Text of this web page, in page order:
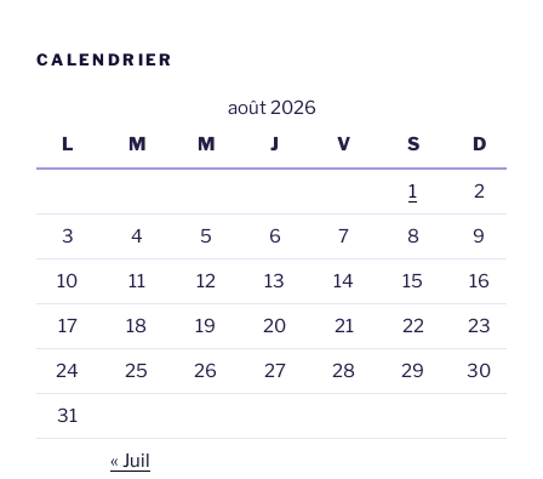
CALENDRIER
août 2026
L
M M J V S D
1 2
3 4 5 6 7 8 9
10 11 12 13 14 15 16
17 18 19 20 21 22 23
24 25 26 27 28 29 30
31
« Juil